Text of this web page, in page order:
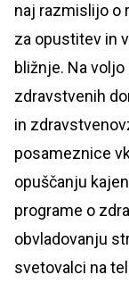
naj razmislijo o
za opustitev in
bližnje. Na
zdravstvenih
in
posameznice
opuščanju
programe o
obvladovanju
svetovalci na